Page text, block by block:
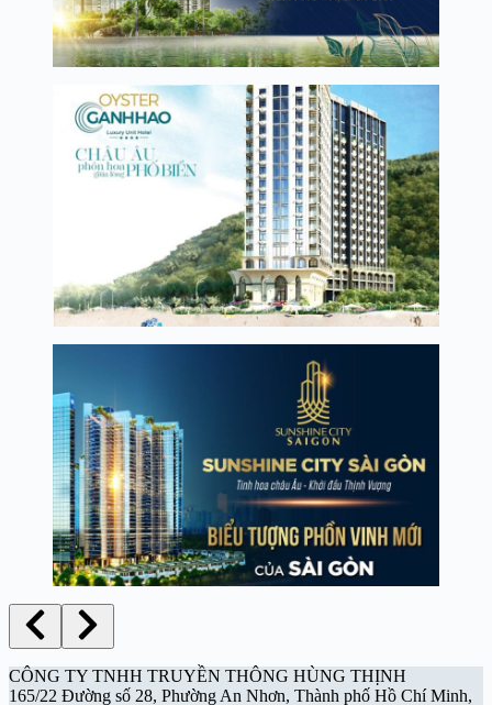
CÔNG TY TNHH TRUYỀN THÔNG HÙNG THỊNH
165/22 Đường số 28, Phường An Nhơn, Thành phố Hồ Chí Minh,